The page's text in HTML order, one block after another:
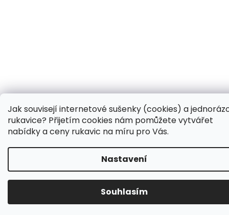
Jak souvisejí internetové sušenky (cookies) a
rukavice? Přijetím cookies nám pomůžete vytvářet
nabídky a ceny rukavic na míru pro Vás.
Nastavení
Souhlasím